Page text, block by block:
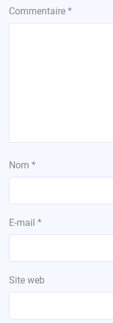
Commentaire *
Nom *
E-mail *
Site web